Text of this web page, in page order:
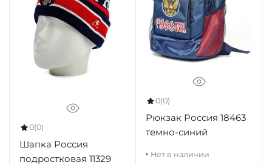
0(0)
Шапка Россия
подростковая 11329
0(0)
Рюкзак Россия 18463
темно-синий
Нет в наличии